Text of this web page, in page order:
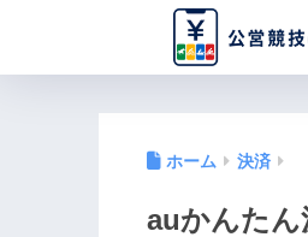
ホーム 決済
auかんたん